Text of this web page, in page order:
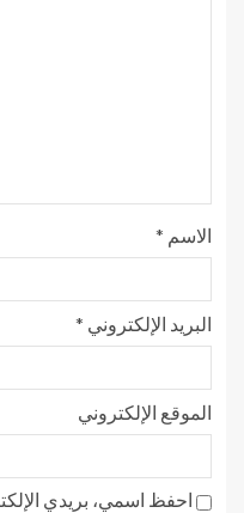
الاسم *
البريد الإلكتروني *
الموقع الإلكتروني
احفظ اسمي، بريدي